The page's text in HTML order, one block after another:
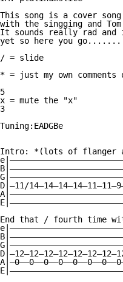
This song is a cover
with the singging and
It sounds really rad
yet so here you
/ = slide
* = just my own
5
x = mute the "x"
3
Tuning:EADGBe
Intro: *(lots of flanger
D|—11/
End that / fourth